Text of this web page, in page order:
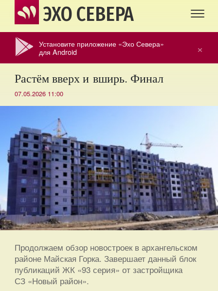
ЭХО СЕВЕРА
×
Установите приложение «Эхо Севера»
для Android
Растём вверх и вширь. Финал
07.05.2026 11:00
Продолжаем обзор новостроек в архангельском
районе Майская Горка. Завершает данный блок
публикаций ЖК «93 серия» от застройщика
СЗ «Новый район».